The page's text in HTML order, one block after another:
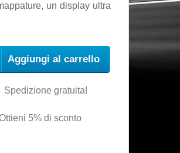
un display ultra
Aggiungi al carrello
Spedizione gratuita!
5% di sconto